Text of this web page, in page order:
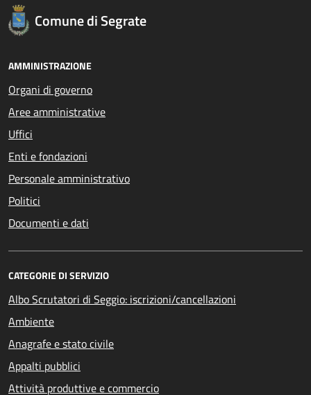
Comune di Segrate
AMMINISTRAZIONE
Organi di governo
Aree amministrative
Uffici
Enti e fondazioni
Personale amministrativo
Politici
Documenti e dati
CATEGORIE DI SERVIZIO
Albo Scrutatori di Seggio: iscrizioni/cancellazioni
Ambiente
Anagrafe e stato civile
Appalti pubblici
Attività produttive e commercio